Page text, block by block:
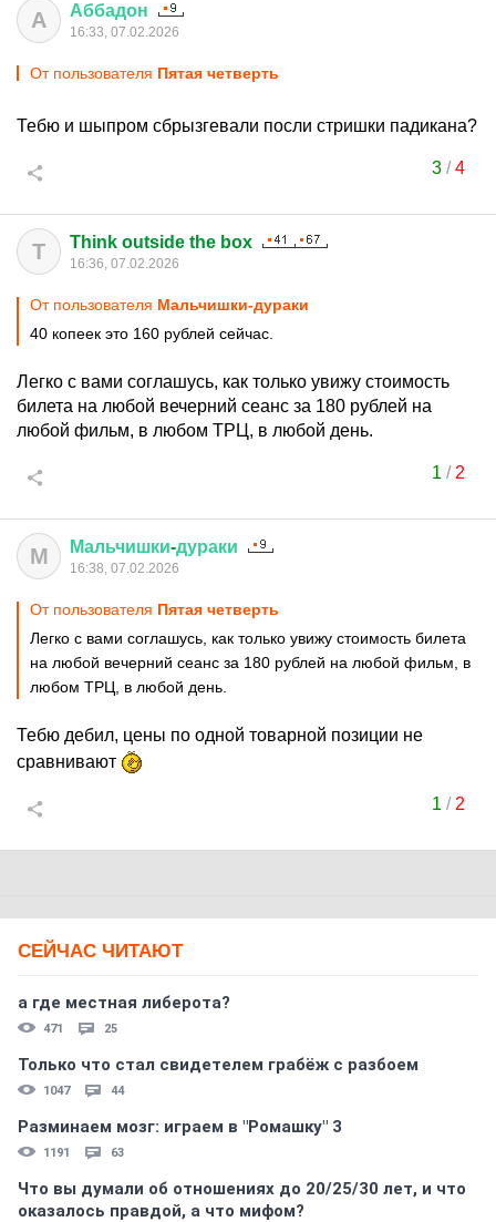
А Аббадон
16:33, 07.02.2026
От пользователя Пятая четверть
Тебю и шыпром сбрызгевали посли стришки падикана?
3/4
T Think outside the box
16:36, 07.02.2026
От пользователя Мальчишки-дураки
40 копеек это 160 рублей сейчас.
Легко с вами соглашусь, как только увижу стоимость
билета на любой вечерний сеанс за 180 рублей на
любой фильм, в любом ТРЦ, в любой день.
1 / 2
М Мальчишки-дураки
16:38, 07.02.2026
От пользователя Пятая четверть
Легко с вами соглашусь, как только увижу стоимость билета
на любой вечерний сеанс за 180 рублей на любой фильм, в
любом ТРЦ, в любой день.
Тебю дебил, цены по одной товарной позиции не
сравнивают
1 / 2
СЕЙЧАС ЧИТАЮТ
а где местная либерота?
471 25
Только что стал свидетелем грабёж с разбоем
1047 44
Разминаем мозг: играем в "Ромашку" 3
1191 63
Что вы думали об отношениях до 20/25/30 лет, и что
оказалось правдой, а что мифом?